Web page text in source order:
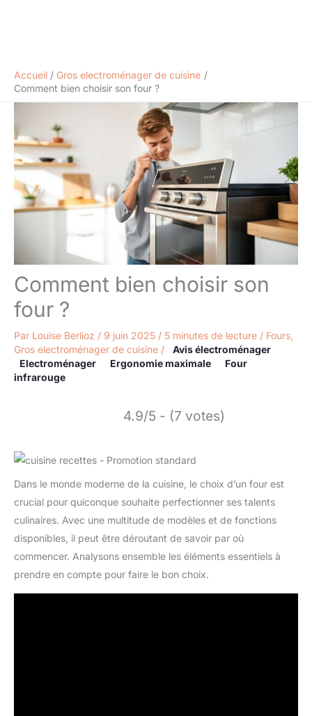
Accueil
Gros electroménager de cuisine
Comment bien choisir son four ?
Comment bien choisir son
four ?
Par Louise Berlioz / 9 juin 2025 / 5 minutes de lecture / Fours
Gros electroménager de cuisine /
Avis électroménager
Electroménager
Ergonomie maximale
Four
infrarouge
4.9/5 - (7 votes)
Dans le monde moderne de la cuisine, le choix d’un four est
crucial pour quiconque souhaite perfectionner ses talents
culinaires. Avec une multitude de modèles et de fonctions
disponibles, il peut être déroutant de savoir par où
commencer. Analysons ensemble les éléments essentiels à
prendre en compte pour faire le bon choix.